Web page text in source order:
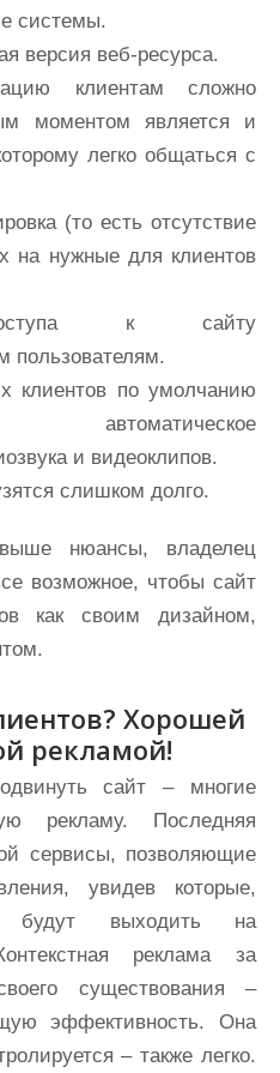
системы.
версия веб-ресурса.
клиентам сложно
моментом является и
легко общаться с
(то есть отсутствие
на нужные для клиентов
к сайту
пользователям.
клиентов по умолчанию
автоматическое
и видеоклипов.
слишком долго.
нюансы, владелец
возможное, чтобы сайт
как своим дизайном,
Хорошей
рекламой!
сайт – многие
рекламу. Последняя
сервисы, позволяющие
увидев которые,
будут выходить на
реклама за
существования –
эффективность. Она
– также легко.